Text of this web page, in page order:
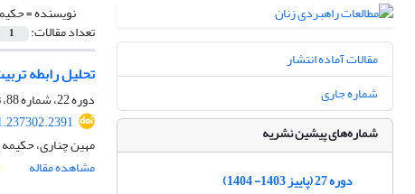
نویسنده =
تعداد مقالات: 1
تحلیل رابطه
دوره 22، شماره 88، تابستان 1399، صفحه
مهین چناری،
مشاهده مقاله
مقالات آماده انتشار
شماره جاری
شماره‌های پیشین نشریه
دوره 27 (پاییز 1403- 1404)